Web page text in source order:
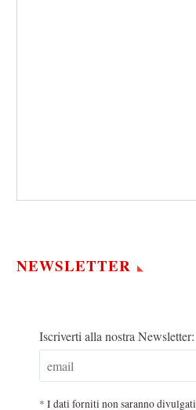
NEWSLETTER
Iscriverti alla nostra Newsletter:
* I dati forniti non saranno divulgati